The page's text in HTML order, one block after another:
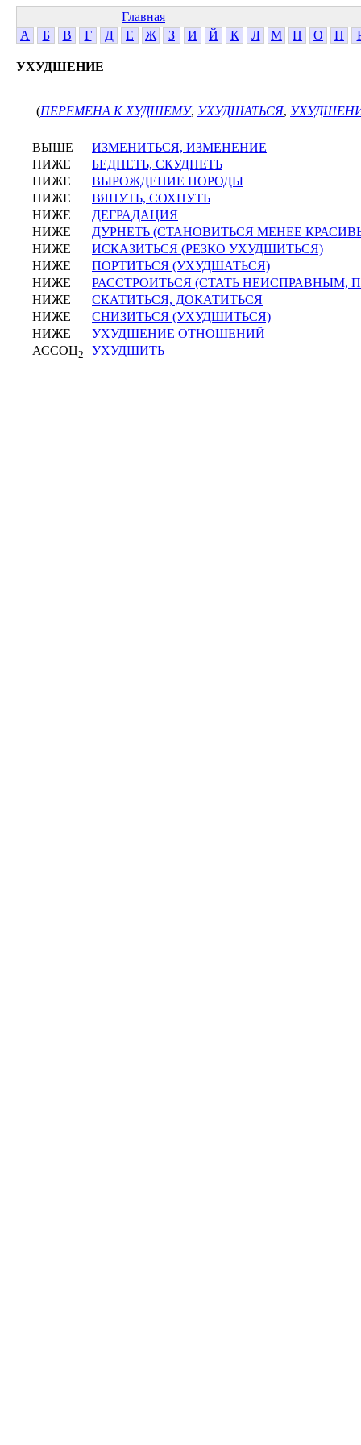
Главная
А
Б В Г Д Е Ж З И Й К Л М Н О П
УХУДШЕНИЕ
(ПЕРЕМЕНА К ХУДШЕМУ, УХУДШАТЬСЯ,
ВЫШЕ
ИЗМЕНИТЬСЯ, ИЗМЕНЕНИЕ
НИЖЕ
БЕДНЕТЬ, СКУДНЕТЬ
НИЖЕ
ВЫРОЖДЕНИЕ ПОРОДЫ
НИЖЕ
ВЯНУТЬ, СОХНУТЬ
НИЖЕ
ДЕГРАДАЦИЯ
НИЖЕ
ДУРНЕТЬ (СТАНОВИТЬСЯ МЕНЕЕ
НИЖЕ
ИСКАЗИТЬСЯ (РЕЗКО УХУДШИТЬСЯ)
НИЖЕ
ПОРТИТЬСЯ (УХУДШАТЬСЯ)
НИЖЕ
РАССТРОИТЬСЯ (СТАТЬ НЕИСПРАВНЫМ,
НИЖЕ
СКАТИТЬСЯ, ДОКАТИТЬСЯ
НИЖЕ
СНИЗИТЬСЯ (УХУДШИТЬСЯ)
НИЖЕ
УХУДШЕНИЕ ОТНОШЕНИЙ
АССОЦ2 УХУДШИТЬ